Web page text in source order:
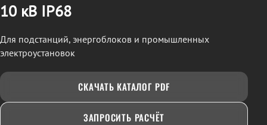
10 кВ IP68
Для подстанций, энергоблоков и промышленных
электроустановок
СКАЧАТЬ КАТАЛОГ PDF
ЗАПРОСИТЬ РАСЧЁТ